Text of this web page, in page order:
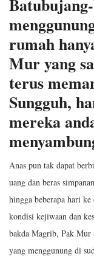
rumah
Mur yang
terus
Sungguh,
mereka
Anas pun tak dapat
uang dan beras
hingga beberapa hari
kondisi kejiwaan dan
bakda Magrib, Pak Mur
yang menggunung di